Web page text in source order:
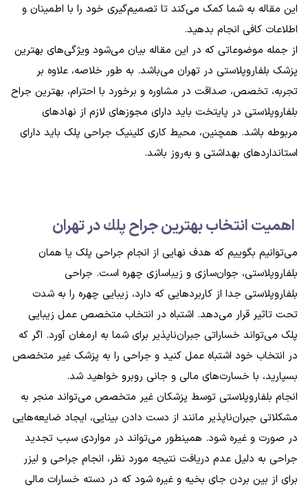
این مقاله به شما کمک می‌کند تا تصمیم‌گیری خود را با اطمینان و
اطلاعات کافی انجام بدهید.
از جمله موضوعاتی که در این مقاله بیان می‌شود ویژگی‌های بهترین
پزشک بلفاروپلاستی در تهران می‌باشد. به طور خلاصه، علاوه بر
تجربه، تخصص، صداقت در مشاوره و برخورد با احترام، بهترین جراح
بلفاروپلاستی در پایتخت باید دارای مجوزهای لازم از نهادهای
مربوطه باشد. همچنین، محیط کاری کلینیک جراحی پلک باید دارای
استانداردهای بهداشتی و به‌روز باشد.
اهمیت انتخاب بهترين جراح پلك در تهران
می‌توانیم بگوییم که هدف نهایی از انجام جراحی پلک یا همان
بلفاروپلاستی، جوان‌سازی و زیباسازی چهره است. جراحی
بلفاروپلاستی جدا از کاربردهایی که دارد، زیبایی چهره را به شدت
تحت تاثیر قرار می‌دهد. اشتباه در انتخاب متخصص عمل زیبایی
پلک می‌تواند خساراتی جبران‌ناپذیر برای شما به ارمغان آورد. اگر که
در انتخاب خود اشتباه عمل کنید و جراحی را به پزشک غیر متخصص
بسپارید، با خسارت‌های مالی و جانی روبرو خواهید شد.
انجام بلفاروپلاستی توسط پزشکان غیر متخصص می‌تواند منجر به
مشکلاتی جبران‌ناپذیر مانند از دست دادن بینایی، ایجاد ضایعه‌هایی
در صورت و غیره شود. همینطور می‌تواند در مواردی سبب تجدید
جراحی به دلیل عدم دریافت نتیجه مورد نظر، انجام جراحی و لیزر
برای از بین بردن جای بخیه و غیره شود که در دسته‌ خسارات مالی